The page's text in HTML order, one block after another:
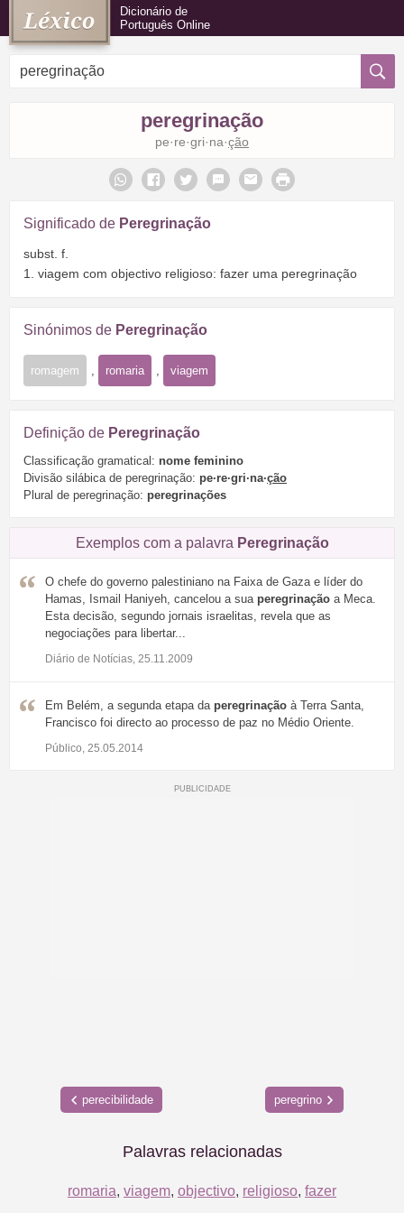
Dicionário de
Português Online
peregrinação
pe·re·gri·na·ção
Significado de Peregrinação
subst. f.
1. viagem com objectivo religioso: fazer uma peregrinação
Sinónimos de Peregrinação
romagem romaria viagem
Definição de Peregrinação
Classificação gramatical: nome feminino
Divisão silábica de peregrinação: pe·re·gri·na·ção
Plural de peregrinação: peregrinações
Exemplos com a palavra Peregrinação
O chefe do governo palestiniano na Faixa de Gaza e líder do
Hamas, Ismail Haniyeh, cancelou a sua peregrinação a Meca.
Esta decisão, segundo jornais israelitas, revela que as
negociações para libertar...
Diário de Notícias, 25.11.2009
Em Belém, a segunda etapa da peregrinação à Terra Santa,
Francisco foi directo ao processo de paz no Médio Oriente.
Público, 25.05.2014
perecibilidade peregrino
Palavras relacionadas
romaria, viagem, objectivo, religioso, fazer